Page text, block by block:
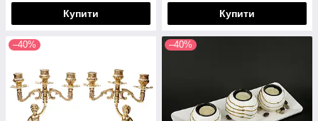
Купити Купити
–40% –40%